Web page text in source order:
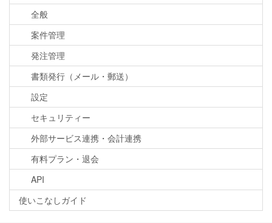
全般
案件管理
発注管理
書類発行（メール・郵送）
設定
セキュリティー
外部サービス連携・会計連携
有料プラン・退会
API
使いこなしガイド